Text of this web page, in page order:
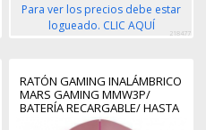
Para ver los precios debe estar
logueado. CLIC AQUÍ
218477
RATÓN GAMING INALÁMBRICO
MARS GAMING MMW3P/
BATERÍA RECARGABLE/ HASTA
3200 DPI/ ROSA